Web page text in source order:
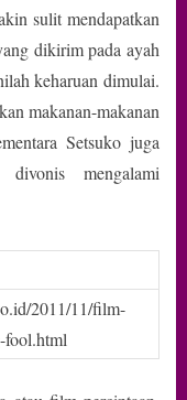
sulit mendapatkan
dikirim pada ayah
keharuan dimulai.
makanan-makanan
Setsuko juga
mengalami
2011/11/film-